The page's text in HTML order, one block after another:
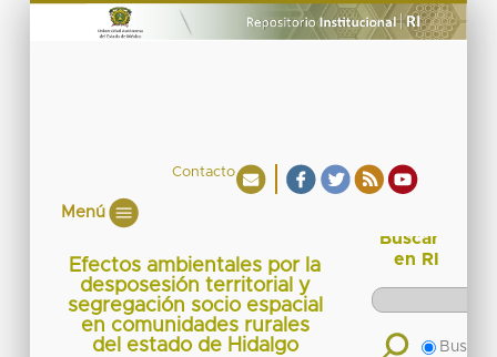
Contacto
Menú
Efectos ambientales por la
desposesión territorial y
segregación socio espacial
en comunidades rurales
del estado de Hidalgo
Buscar
en RI
Buscar